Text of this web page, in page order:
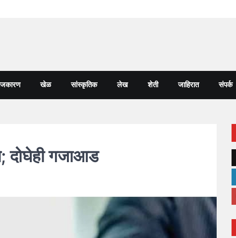
खेळ सांस्कृतिक लेख शेती जाहिरात संपर्क
दोघेही गजाआड